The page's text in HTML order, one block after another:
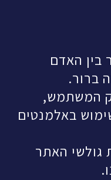
בין האדם
ברור.
המשתמש,
באלמנטים
גולשי האתר